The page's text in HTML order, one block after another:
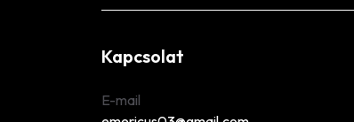
Kapcsolat
E-mail